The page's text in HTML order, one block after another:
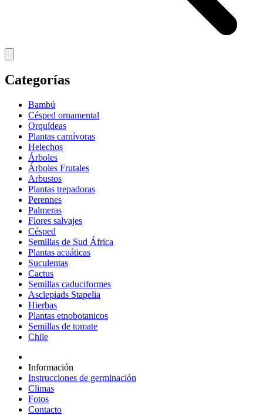
Categorías
Bambú
Césped ornamental
Orquídeas
Plantas carnívoras
Helechos
Árboles
Árboles Frutales
Arbustos
Plantas trepadoras
Perennes
Palmeras
Flores salvajes
Césped
Semillas de Sud África
Plantas acuáticas
Suculentas
Cactus
Semillas caduciformes
Asclepiads Stapelia
Hierbas
Plantas etnobotanicos
Semillas de tomate
Chile
Información
Instrucciones de germinación
Climas
Fotos
Contacto